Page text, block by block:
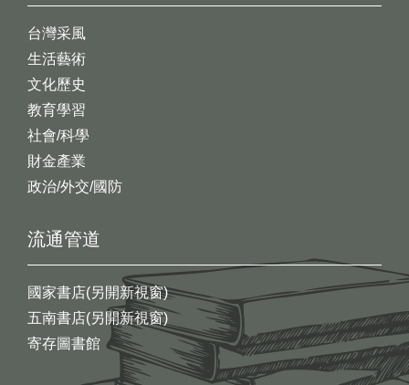
台灣采風
生活藝術
文化歷史
教育學習
社會/科學
財金產業
政治/外交/國防
流通管道
國家書店(另開新視窗)
五南書店(另開新視窗)
寄存圖書館